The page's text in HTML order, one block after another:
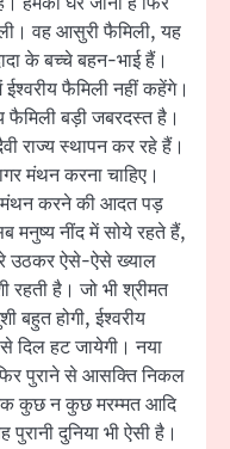
वह आसुरी फैमिली, यह
के बच्चे बहन-भाई हैं।
फैमिली नहीं कहेंगे।
फैमिली बड़ी जबरदस्त है।
राज्य स्थापन कर रहे हैं।
मंथन करना चाहिए।
मंथन करने की आदत पड़
नींद में सोये रहते हैं,
उठकर ऐसे-ऐसे ख्याल
रहती है। जो भी श्रीमत
बहुत होगी, ईश्वरीय
दिल हट जायेगी। नया
पुराने से आसक्ति निकल
कुछ न कुछ मरम्मत आदि
दुनिया भी ऐसी है।